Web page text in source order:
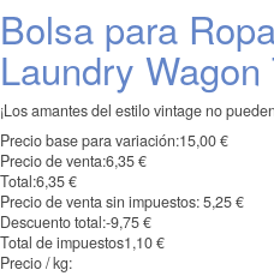
Bolsa para
Laundry Wagon
¡Los amantes del estilo vintage no
Precio base para variación:15,00 €
Precio de venta:6,35 €
Total:6,35 €
Precio de venta sin impuestos:5,25 €
Descuento total:-9,75 €
Total de impuestos1,10 €
Precio / kg: